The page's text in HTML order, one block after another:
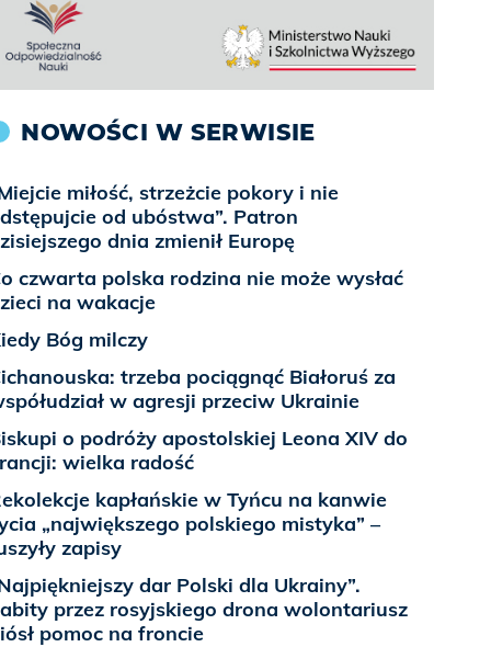
NOWOŚCI W SERWISIE
miłość, strzeżcie pokory i nie
od ubóstwa”. Patron
dnia zmienił Europę
czwarta polska rodzina nie może wysłać
na wakacje
Bóg milczy
trzeba pociągnąć Białoruś za
w agresji przeciw Ukrainie
o podróży apostolskiej Leona XIV do
wielka radość
kapłańskie w Tyńcu na kanwie
„największego polskiego mistyka” –
zapisy
dar Polski dla Ukrainy”.
przez rosyjskiego drona wolontariusz
pomoc na froncie